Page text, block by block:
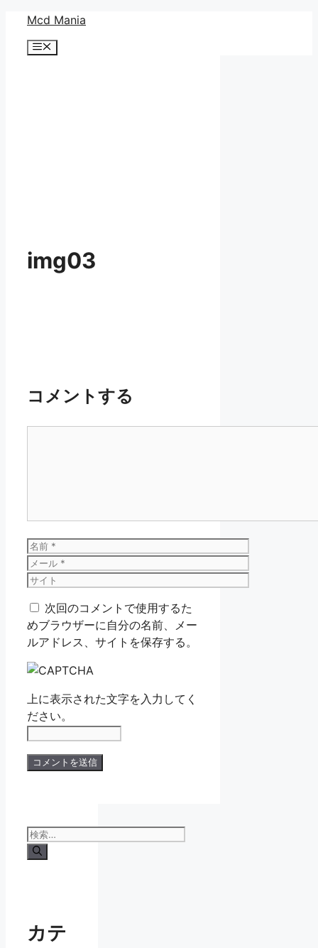
Mcd Mania
メ
img03
コメントする
名
前
メ
ー
サ
ト 次回のコメントで使用するた
めブラウザーに自分の名前、メー
ルアドレス、サイトを保存する。
上に表示された文字を入力してく
ださい。
検
索:
カテ